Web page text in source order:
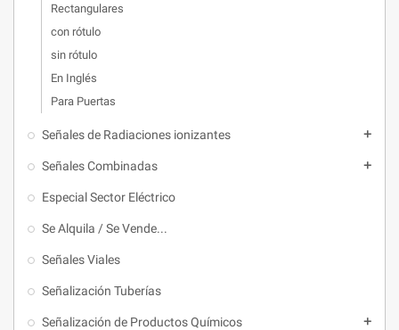
Rectangulares
con rótulo
sin rótulo
En Inglés
Para Puertas
Señales de Radiaciones ionizantes 
Señales Combinadas 
Especial Sector Eléctrico
Se Alquila / Se Vende...
Señales Viales
Señalización Tuberías
Señalización de Productos Químicos 